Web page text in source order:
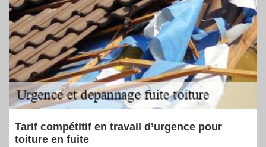
Tarif compétitif en travail d’urgence pour
toiture en fuite